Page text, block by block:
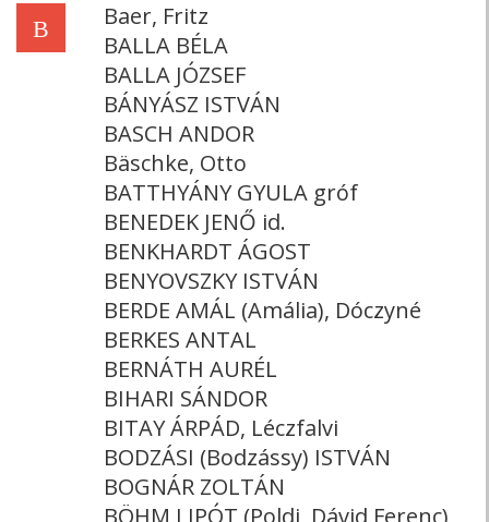
B
Baer, Fritz
BALLA BÉLA
BALLA JÓZSEF
BÁNYÁSZ ISTVÁN
BASCH ANDOR
Bäschke, Otto
BATTHYÁNY GYULA gróf
BENEDEK JENŐ id.
BENKHARDT ÁGOST
BENYOVSZKY ISTVÁN
BERDE AMÁL (Amália), Dóczyné
BERKES ANTAL
BERNÁTH AURÉL
BIHARI SÁNDOR
BITAY ÁRPÁD, Léczfalvi
BODZÁSI (Bodzássy) ISTVÁN
BOGNÁR ZOLTÁN
BÖHM LIPÓT (Poldi, Dávid Ferenc)